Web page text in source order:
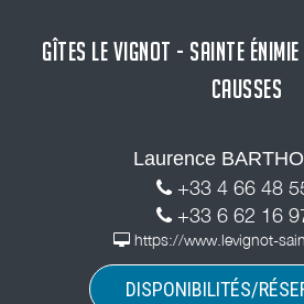
GÎTES LE VIGNOT - SAINTE
CAUSSES
Laurence
+33 4 66 48
+33 6 62 16
https://www.levignot-
DISPONIBILITÉS/